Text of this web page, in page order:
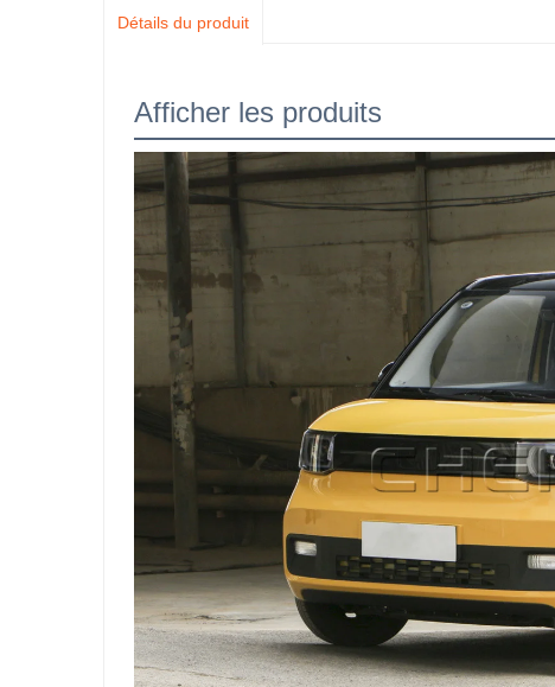
Détails du produit
Afficher les produits